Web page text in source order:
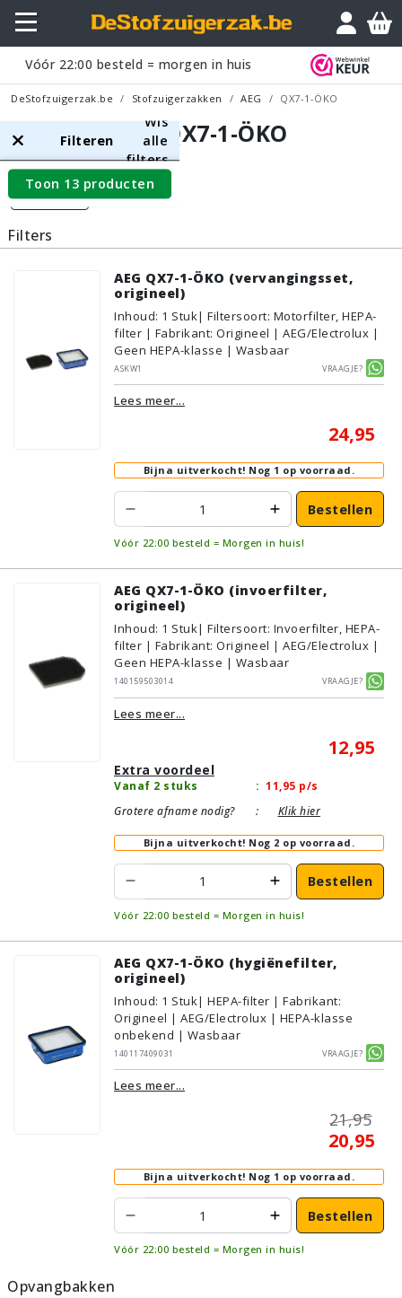
Vóór 22:00 besteld = morgen in huis
DeStofzuigerzak.be Stofzuigerzakken AEG QX7-1-ÖKO
AEG QX7-1-ÖKO
Filters
Filteren
Wis
alle
filters
Toon 13 producten
Filters
AEG QX7-1-ÖKO (vervangingsset,
origineel)
Inhoud: 1 Stuk| Filtersoort: Motorfilter, HEPA-
filter | Fabrikant: Origineel | AEG/Electrolux |
Geen HEPA-klasse | Wasbaar
ASKW1
Vraagje?
Lees meer...
24,95
Bijna uitverkocht! Nog 1 op voorraad.
Bestellen
Vóór 22:00 besteld = Morgen in huis!
AEG QX7-1-ÖKO (invoerfilter,
origineel)
Inhoud: 1 Stuk| Filtersoort: Invoerfilter, HEPA-
filter | Fabrikant: Origineel | AEG/Electrolux |
Geen HEPA-klasse | Wasbaar
140159503014
Vraagje?
Lees meer...
12,95
Extra voordeel
Vanaf 2 stuks : 11,95 p/s
Grotere afname nodig?
: Klik hier
Bijna uitverkocht! Nog 2 op voorraad.
Bestellen
Vóór 22:00 besteld = Morgen in huis!
AEG QX7-1-ÖKO (hygiënefilter,
origineel)
Inhoud: 1 Stuk| HEPA-filter | Fabrikant:
Origineel | AEG/Electrolux | HEPA-klasse
onbekend | Wasbaar
140117409031
Vraagje?
Lees meer...
21,95
20,95
Bijna uitverkocht! Nog 1 op voorraad.
Bestellen
Vóór 22:00 besteld = Morgen in huis!
Opvangbakken